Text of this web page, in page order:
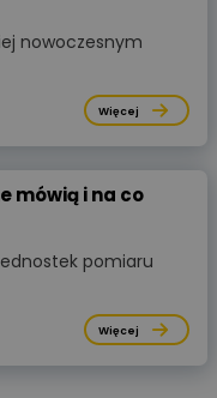
nowoczesnym
Więcej
mówią i na co
pomiaru
Więcej